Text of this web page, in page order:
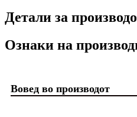
Детали за
Ознаки на
Вовед во производот